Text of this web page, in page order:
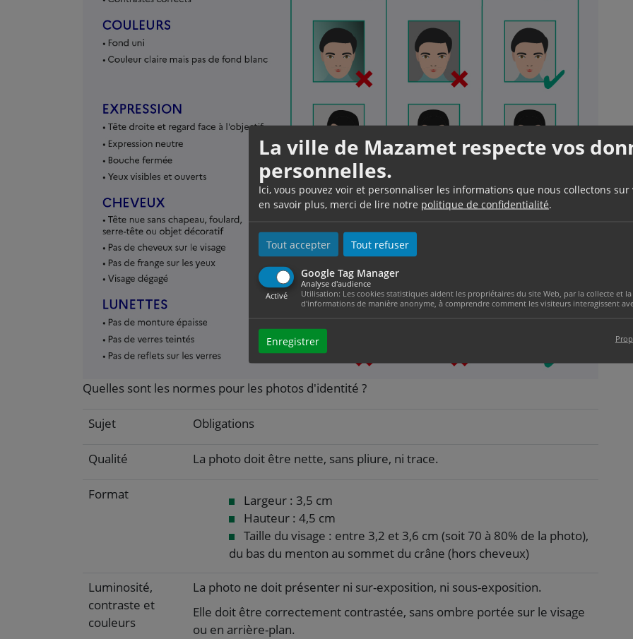
La ville de Mazamet respecte vos
personnelles.
Ici, vous pouvez voir et personnaliser les informations que nous collectons
en savoir plus, merci de lire notre politique de confidentialité.
Tout accepter Tout refuser
Google Tag Manager
Activé
Analyse d'audience
Utilisation: Les cookies statistiques aident les propriétaires du site Web, par la collecte et
d'informations de manière anonyme, à comprendre comment les visiteurs interagissent
Enregistrer
Quelles sont les normes pour les photos d'identité ?
Sujet Obligations
Qualité La photo doit être nette, sans pliure, ni trace.
Format
Largeur : 3,5 cm
Hauteur : 4,5 cm
Taille du visage : entre 3,2 et 3,6 cm (soit 70 à 80% de la photo),
du bas du menton au sommet du crâne (hors cheveux)
Luminosité,
contraste et
couleurs
La photo ne doit présenter ni sur-exposition, ni sous-exposition.
Elle doit être correctement contrastée, sans ombre portée sur le visage
ou en arrière-plan.